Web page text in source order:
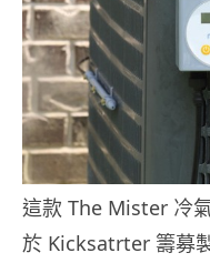
這款 The Mister 冷
於 Kicksatrter 籌募